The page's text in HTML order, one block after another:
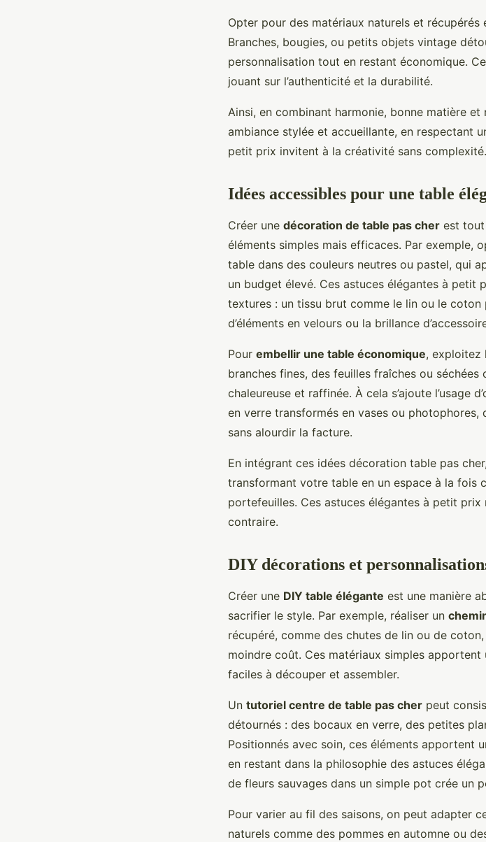
Opter pour des matériaux naturels et
Branches, bougies, ou petits objets vintage
personnalisation tout en restant économique.
jouant sur l’authenticité et la durabilité.
Ainsi, en combinant harmonie, bonne matière
ambiance stylée et accueillante, en respectant
petit prix invitent à la créativité sans complexité.
Idées accessibles pour une table
Créer une décoration de table pas cher est
éléments simples mais efficaces. Par exemple,
table dans des couleurs neutres ou pastel, qui
un budget élevé. Ces astuces élégantes à petit
textures : un tissu brut comme le lin ou le
d’éléments en velours ou la brillance
Pour embellir une table économique, exploitez
branches fines, des feuilles fraîches ou
chaleureuse et raffinée. À cela s’ajoute l’usage
en verre transformés en vases ou photophores,
sans alourdir la facture.
En intégrant ces idées décoration table pas
transformant votre table en un espace à la fois
portefeuilles. Ces astuces élégantes à petit prix
contraire.
DIY décorations et
Créer une DIY table élégante est une manière
sacrifier le style. Par exemple, réaliser un
récupéré, comme des chutes de lin ou de
moindre coût. Ces matériaux simples
faciles à découper et assembler.
Un tutoriel centre de table pas cher peut
détournés : des bocaux en verre, des petites
Positionnés avec soin, ces éléments apportent
en restant dans la philosophie des astuces
de fleurs sauvages dans un simple pot crée un
Pour varier au fil des saisons, on peut adapter
naturels comme des pommes en automne ou